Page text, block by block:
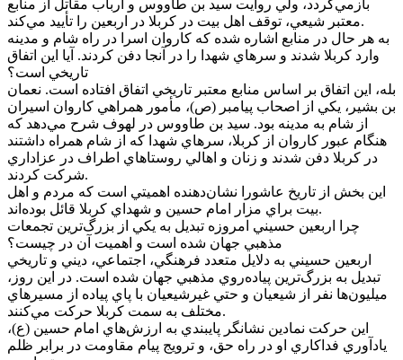
بازمي‌گردد، ولي روايت سيد بن طاووس و ارباب مقاتل از منابع
معتبر شيعي، توقف اهل بيت در کربلا در اربعين را تأييد مي‌کند.
به هر حال در منابع اشاره شده که کاروان اسرا در راه شام و مدينه
وارد کربلا شدند و سرهاي شهدا را در آنجا دفن کردند. آيا اين اتفاق
تاريخي است؟
بله، اين اتفاق بر اساس منابع معتبر تاريخي اتفاق افتاده است. نعمان
بن بشير، يکي از اصحاب پيامبر (ص)، مأمور همراهي کاروان اسيران
از شام به مدينه بود. سيد بن طاووس در لهوف شرح مي‌دهد که
هنگام عبور کاروان از کربلا، سرهاي شهدا که از شام همراه داشتند
در کربلا دفن شدند و زنان و اهالي روستاهاي اطراف در عزاداري
شرکت کردند.
اين بخش از تاريخ عاشورا نشان‌دهنده اهميتي است که مردم و اهل
بيت براي مزار امام حسين و شهداي کربلا قائل بوده‌اند.
چرا اربعين حسيني امروزه تبديل به يکي از بزرگ‌ترين تجمعات
مذهبي جهان شده است و اهميت آن در چيست؟
اربعين حسيني به دلايل متعدد فرهنگي، اجتماعي، ديني و تاريخي
تبديل به بزرگ‌ترين پياده‌روي مذهبي جهان شده است. در اين روز،
ميليون‌ها نفر از شيعيان و حتي غيرشيعيان با پاي پياده از مسيرهاي
مختلف به سمت کربلا حرکت مي‌کنند.
اين حرکت نمادين نشانگر پايبندي به ارزش‌هاي امام حسين (ع)،
يادآوري فداکاري او در راه حق، و ترويج پيام مقاومت در برابر ظلم